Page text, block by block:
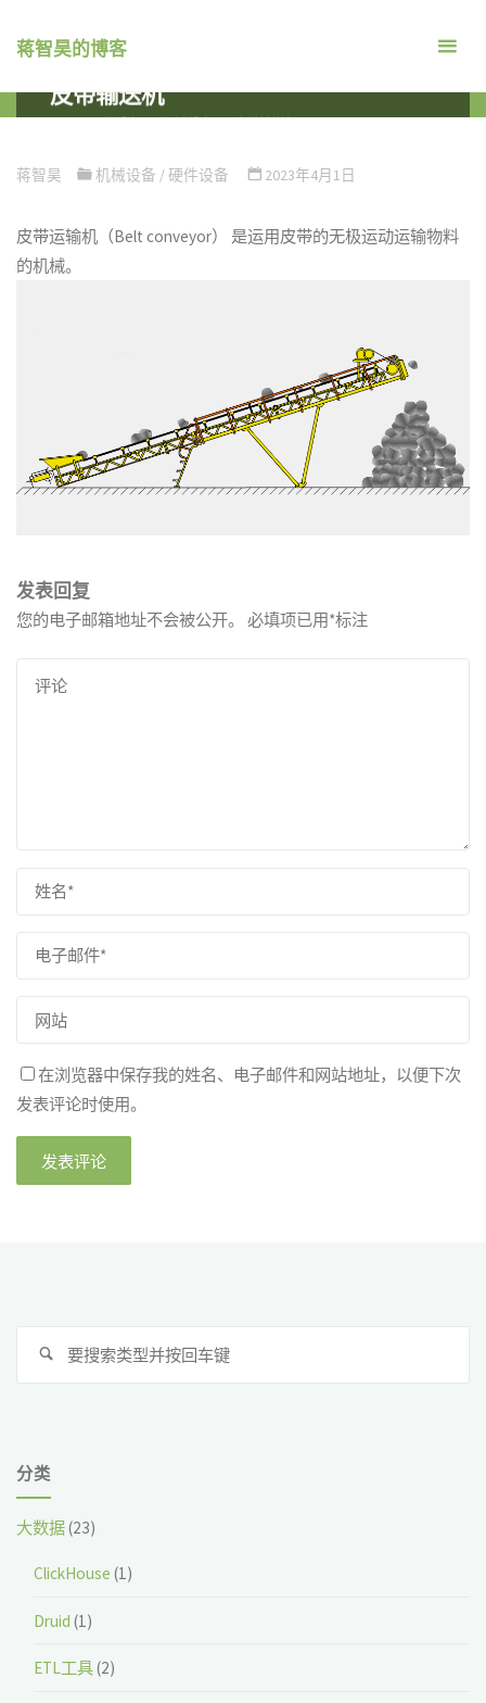
蒋智昊的博客
皮带输送机
蒋智昊 机械设备 /硬件设备 2023年4月1日
皮带运输机（Belt conveyor） 是运用皮带的无极运动运输物料
的机械。
发表回复
您的电子邮箱地址不会被公开。 必填项已用*标注
在浏览器中保存我的姓名、电子邮件和网站地址，以便下次
发表评论时使用。
搜
分类
大数据(23)
ClickHouse (1)
Druid (1)
ETL工具(2)